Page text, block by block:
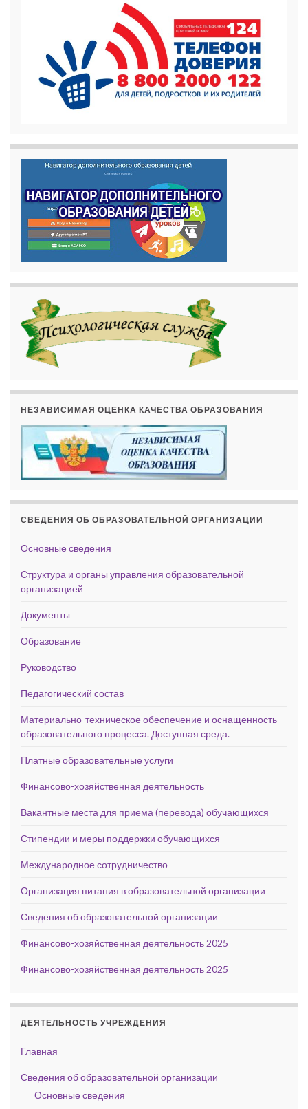
НЕЗАВИСИМАЯ ОЦЕНКА КАЧЕСТВА ОБРАЗОВАНИЯ
СВЕДЕНИЯ ОБ ОБРАЗОВАТЕЛЬНОЙ ОРГАНИЗАЦИИ
Основные сведения
Структура и органы управления образовательной
организацией
Документы
Образование
Руководство
Педагогический состав
Материально-техническое обеспечение и оснащенность
образовательного процесса. Доступная среда.
Платные образовательные услуги
Финансово-хозяйственная деятельность
Вакантные места для приема (перевода) обучающихся
Стипендии и меры поддержки обучающихся
Международное сотрудничество
Организация питания в образовательной организации
Сведения об образовательной организации
Финансово-хозяйственная деятельность 2025
Финансово-хозяйственная деятельность 2025
ДЕЯТЕЛЬНОСТЬ УЧРЕЖДЕНИЯ
Главная
Сведения об образовательной организации
Основные сведения